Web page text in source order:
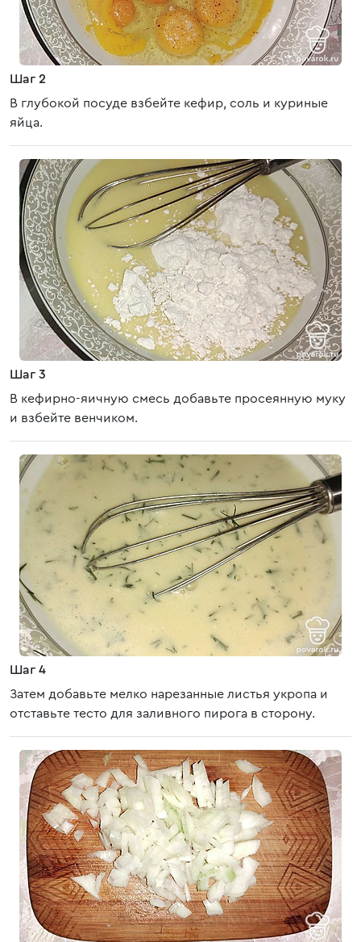
Шаг 2
В глубокой посуде взбейте кефир, соль и куриные
яйца.
Шаг 3
В кефирно-яичную смесь добавьте просеянную муку
и взбейте венчиком.
Шаг 4
Затем добавьте мелко нарезанные листья укропа и
отставьте тесто для заливного пирога в сторону.